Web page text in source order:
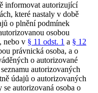
informovat autorizující
které nastaly v době
o plnění podmínek
osobou
nebo v § 11 odst. 1 a § 12
právnická osoba, a o
o autorizované
autorizovaných
údajů o autorizovaných
autorizovaná osoba o